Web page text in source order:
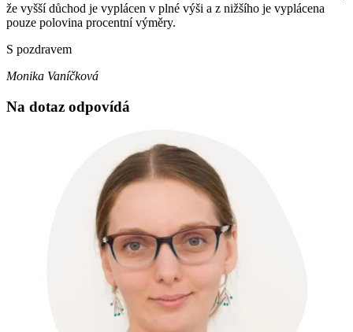
že vyšší důchod je vyplácen v plné výši a z nižšího je vyplácena
pouze polovina procentní výměry.
S pozdravem
Monika Vaníčková
Na dotaz odpovídá